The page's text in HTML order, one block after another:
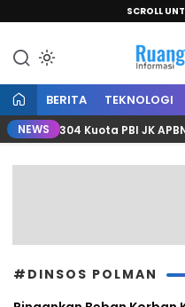
SCROLL
BERITA TEKNOLOGI
NEWS
2.304 Kuota PBI JK APBN
#DINSOS POLMAN